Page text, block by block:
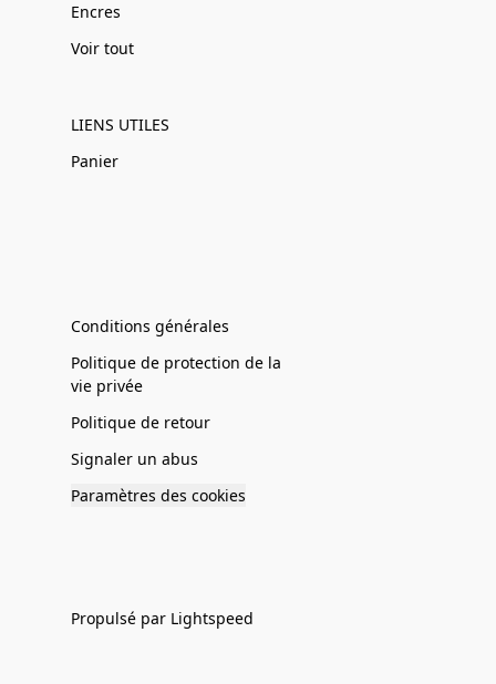
Encres
Voir tout
LIENS UTILES
Panier
Conditions générales
Politique de protection de la
vie privée
Politique de retour
Signaler un abus
Paramètres des cookies
Propulsé par Lightspeed